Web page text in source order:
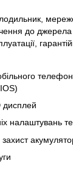
до джерела
налаштувань